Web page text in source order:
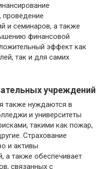
проведение
и семинаров, а также
финансовой
эффект как
так и для самих
учреждений
также нуждаются в
и университеты
такими как пожар,
Страхование
и активы
а также обеспечивает
связанных с